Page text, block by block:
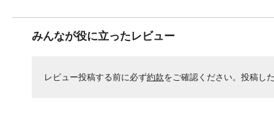
みんなが役に立ったレビュー
レビュー投稿する前に必ず約款をご確認ください。投稿し